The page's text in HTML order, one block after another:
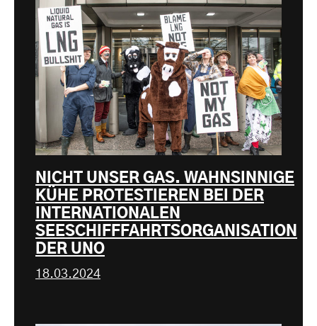
NICHT UNSER GAS. WAHNSINNIGE
KÜHE PROTESTIEREN BEI DER
INTERNATIONALEN
SEESCHIFFFAHRTSORGANISATION
DER UNO
18.03.2024